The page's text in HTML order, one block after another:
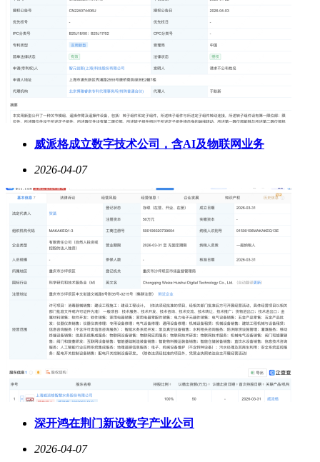
威派格成立数字技术公司，含AI及物联网业务
2026-04-07
深开鸿在荆门新设数字产业公司
2026-04-07